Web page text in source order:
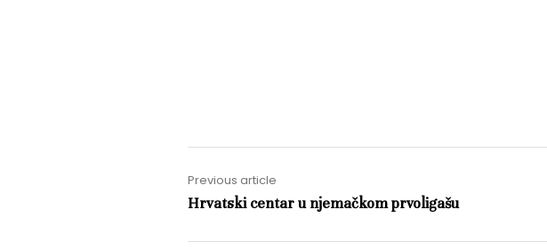
Previous article
Hrvatski centar u njemačkom prvoligašu